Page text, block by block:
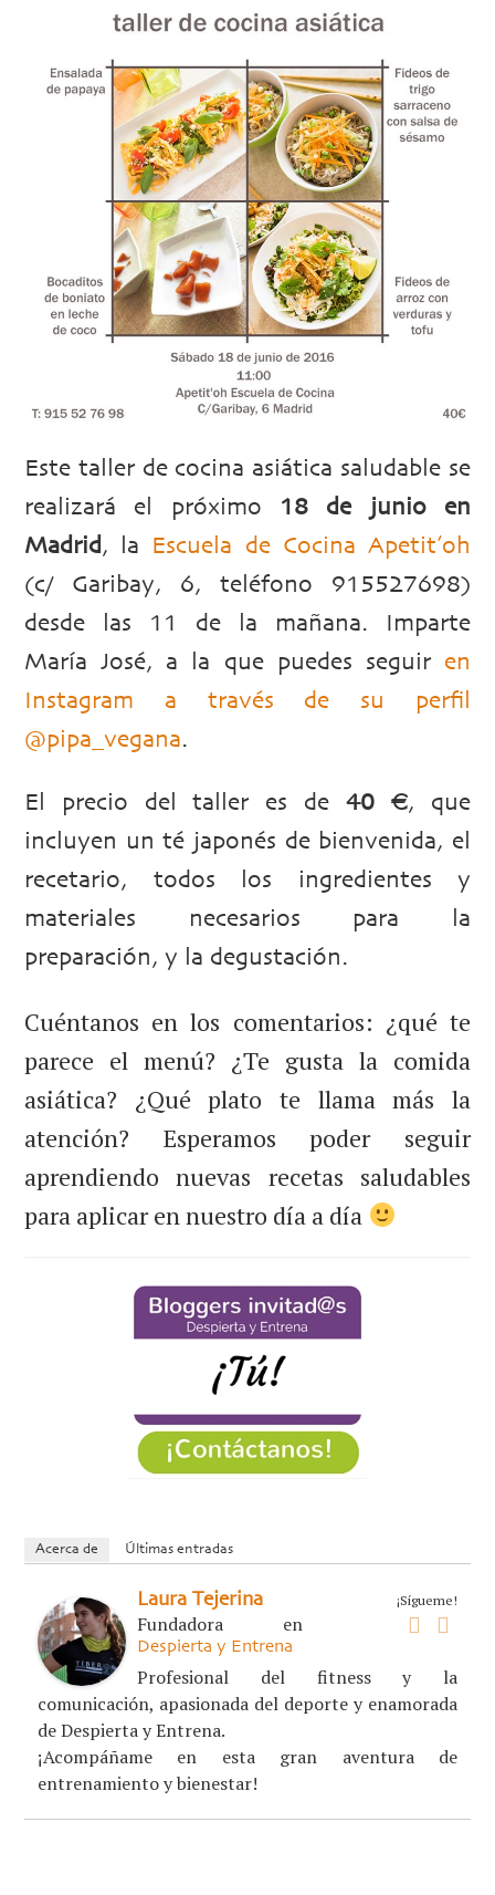
Este taller de cocina asiática saludable se
realizará el próximo 18 de junio en
Madrid , la
Escuela de Cocina Apetit’oh
(c/ Garibay, 6, teléfono 915527698)
desde las 11 de la mañana. Imparte
María José, a la que puedes seguir en
Instagram a través de su perfil
@pipa_vegana.
El precio del taller es de 40 €, que
incluyen un té japonés de bienvenida, el
recetario, todos los ingredientes y
materiales necesarios para la
preparación, y la degustación.
Cuéntanos en los comentarios: ¿qué te
parece el menú? ¿Te gusta la comida
asiática? ¿Qué plato te llama más la
atención? Esperamos poder seguir
aprendiendo nuevas recetas saludables
para aplicar en nuestro día a día
Acerca de Últimas entradas
¡Sígueme!
Laura Tejerina
Fundadora en
Despierta y Entrena
Profesional del fitness y la
comunicación, apasionada del deporte y enamorada
de Despierta y Entrena.
¡Acompáñame en esta gran aventura de
entrenamiento y bienestar!